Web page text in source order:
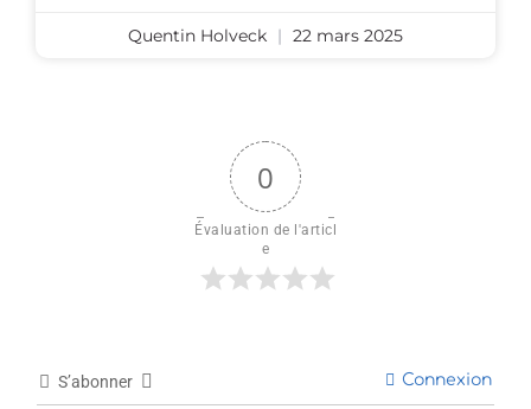
Quentin Holveck 22 mars 2025
0
Évaluation de l'articl
e
S’abonner Connexion